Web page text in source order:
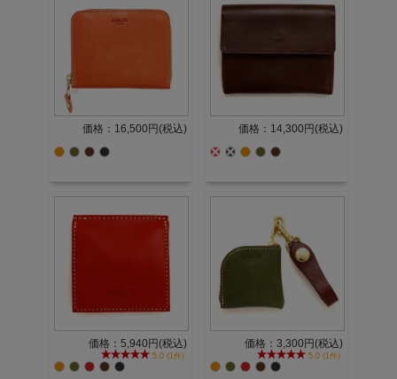
価格：16,500円(税込) 価格：14,300円(税込)
価格：5,940円(税込)
5.0 (1件)
価格：3,300円(税込)
5.0 (1件)